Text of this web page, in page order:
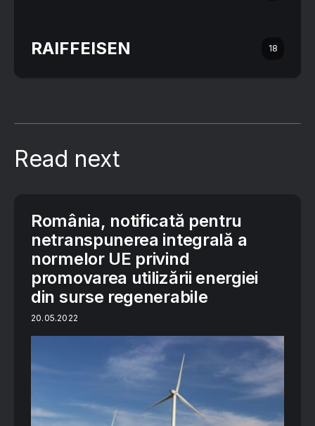
RAIFFEISEN 18
Read next
România, notificată pentru
netranspunerea integrală a
normelor UE privind
promovarea utilizării energiei
din surse regenerabile
20.05.2022